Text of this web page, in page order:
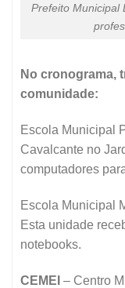
Prefeito Municipal
No cronograma,
comunidade:
Escola Municipal
Cavalcante no
computadores
Escola Municipal
Esta unidade
notebooks.
CEMEI – Centro